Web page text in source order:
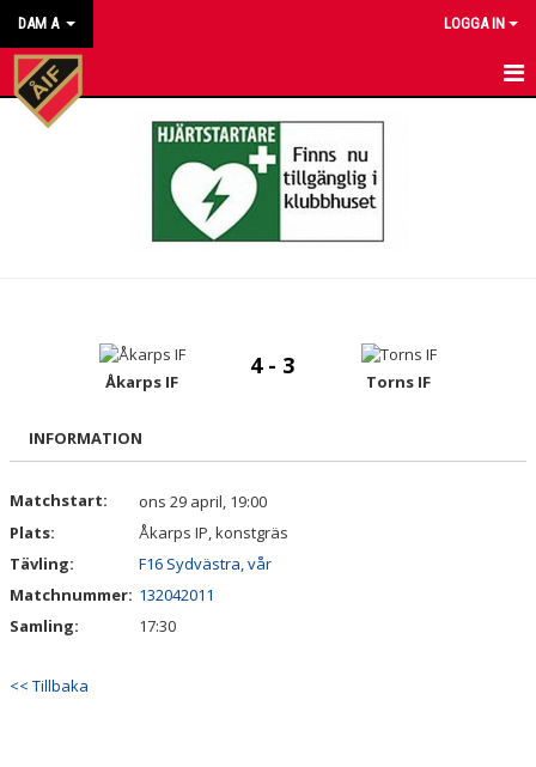
DAM A LOGGA IN
HEM
DOKUMENT
Åkarps IF
4 - 3
Torns IF
INFORMATION
Matchstart:
ons 29 april, 19:00
Plats:
Åkarps IP, konstgräs
Tävling:
F16 Sydvästra, vår
Matchnummer: 132042011
Samling:
17:30
<< Tillbaka